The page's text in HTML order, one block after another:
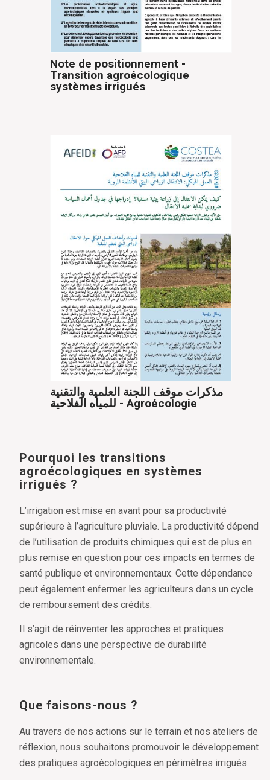
Note de positionnement -
Transition agroécologique
systèmes irrigués
مذكرات موقف اللجنة العلمية والتقنية
للمياه الفلاحية - Agroécologie
Pourquoi les transitions
agroécologiques en systèmes
irrigués ?
L’irrigation est mise en avant pour sa productivité
supérieure à l’agriculture pluviale. La productivité dépend
de l’utilisation de produits chimiques qui est de plus en
plus remise en question pour ces impacts en termes de
santé publique et environnementaux. Cette dépendance
peut également enfermer les agriculteurs dans un cycle
de remboursement des crédits.
Il s’agit de réinventer les approches et pratiques
agricoles dans une perspective de durabilité
environnementale.
Que faisons-nous ?
Au travers de nos actions sur le terrain et nos ateliers de
réflexion, nous souhaitons promouvoir le développement
des pratiques agroécologiques en périmètres irrigués.